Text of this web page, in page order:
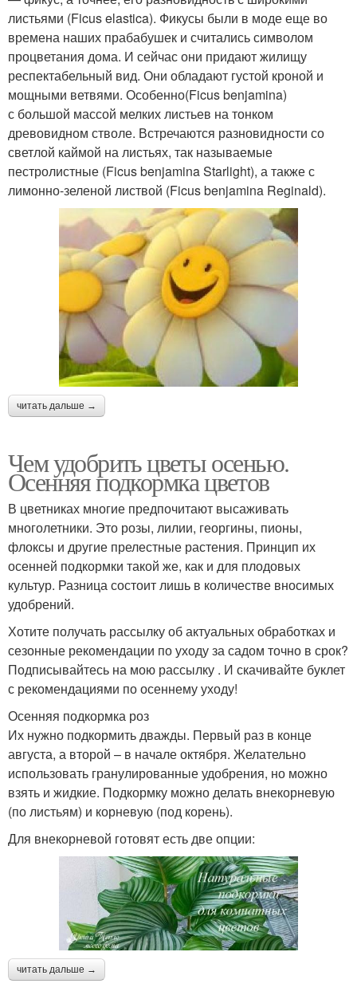
листьями (Ficus elastica). Фикусы были в моде еще во
времена наших прабабушек и считались символом
процветания дома. И сейчас они придают жилищу
респектабельный вид. Они обладают густой кроной и
мощными ветвями. Особенно(Ficus benjamina)
с большой массой мелких листьев на тонком
древовидном стволе. Встречаются разновидности со
светлой каймой на листьях, так называемые
пестролистные (Ficus benjamina Starlight), а также с
лимонно-зеленой листвой (Ficus benjamina Reginald).
читать дальше →
Чем удобрить цветы осенью.
Осенняя подкормка цветов
В цветниках многие предпочитают высаживать
многолетники. Это розы, лилии, георгины, пионы,
флоксы и другие прелестные растения. Принцип их
осенней подкормки такой же, как и для плодовых
культур. Разница состоит лишь в количестве вносимых
удобрений.
Хотите получать рассылку об актуальных обработках и
сезонные рекомендации по уходу за садом точно в срок?
Подписывайтесь на мою рассылку . И скачивайте буклет
с рекомендациями по осеннему уходу!
Осенняя подкормка роз
Их нужно подкормить дважды. Первый раз в конце
августа, а второй – в начале октября. Желательно
использовать гранулированные удобрения, но можно
взять и жидкие. Подкормку можно делать внекорневую
(по листьям) и корневую (под корень).
Для внекорневой готовят есть две опции:
читать дальше →